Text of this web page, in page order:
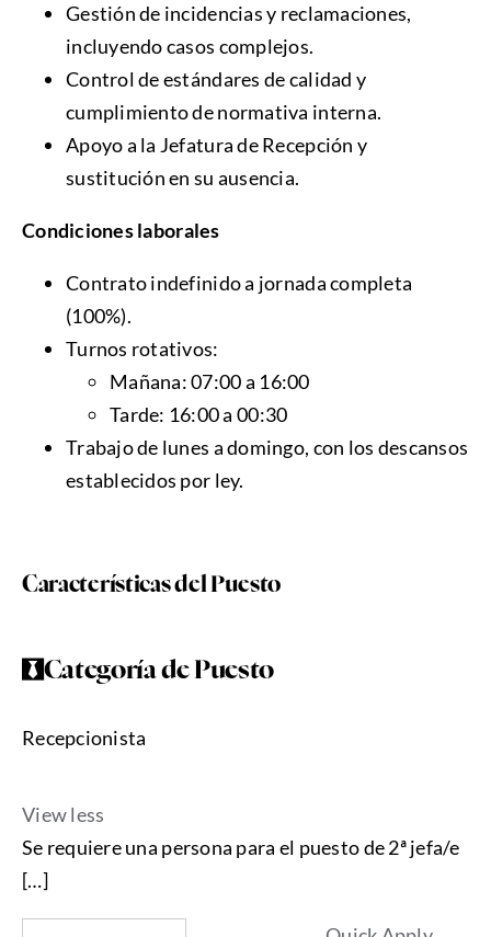
Gestión de incidencias y reclamaciones,
incluyendo casos complejos.
Control de estándares de calidad y
cumplimiento de normativa interna.
Apoyo a la Jefatura de Recepción y
sustitución en su ausencia.
Condiciones laborales
Contrato indefinido a jornada completa
(100%).
Turnos rotativos:
Mañana: 07:00 a 16:00
Tarde: 16:00 a 00:30
Trabajo de lunes a domingo, con los descansos
establecidos por ley.
Características del Puesto
Categoría de Puesto
Recepcionista
View less
Se requiere una persona para el puesto de 2ª jefa/e
[…]